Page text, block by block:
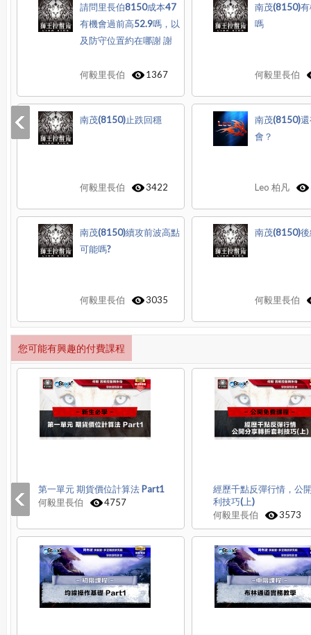
請問里長伯8150成本47
有機會過前高52.9嗎，以
及防守位置約在哪謝 謝
何毅里長伯 1367
南茂(8150)
嗎
何毅里長伯
南茂(8150)止跌回穩
何毅里長伯 3422
南茂(8150)
會？
Leo 柏凡
南茂(8150)續攻前波高點
可能嗎?
何毅里長伯 3035
南茂(8150)
何毅里長伯
您可能有興趣的付費課程
第一單元 期貨價位計算法 Part1
何毅里長伯
4757
經歷千點反彈行情，公
利技巧(上)
何毅里長伯
3573